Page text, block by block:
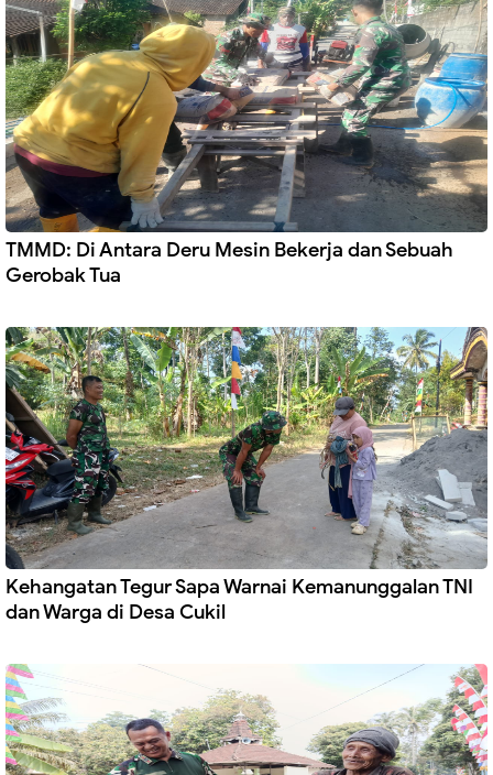
TMMD: Di Antara Deru Mesin Bekerja dan Sebuah
Gerobak Tua
Kehangatan Tegur Sapa Warnai Kemanunggalan TNI
dan Warga di Desa Cukil